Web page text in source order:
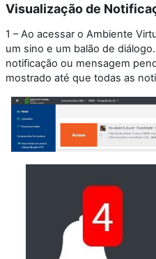
Visualização de
1 – Ao acessar o Ambiente
um sino e um balão de
notificação ou mensagem
mostrado até que todas as